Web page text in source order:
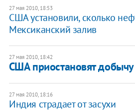
27 мая 2010, 18:53
США установили, сколько
Мексиканский залив
27 мая 2010, 18:42
США приостановят
27 мая 2010, 18:16
Индия страдает от засухи